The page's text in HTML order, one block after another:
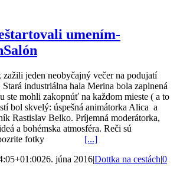
umením-
zažili jeden neobyčajný večer na podujatí
industriálna hala Merina bola zaplnená
ste mohli zakopnúť na každom mieste ( a to
bol skvelý: úspešná animátorka Alica a
Rastislav Belko. Príjemná moderátorka,
a bohémska atmosféra. Reči sú
si pozrite fotky [...]
26. júna 2016|Dottka na cestách|0